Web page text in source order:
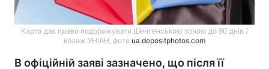
Карта дає право подорожувати Шенгенською зоною до 90 днів /
колаж УНІАН, фото ua.depositphotos.com
В офіційній заяві зазначено, що після її